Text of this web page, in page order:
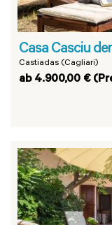
Casa Casciu
Castiadas (Cagliari)
ab 4.900,00 €